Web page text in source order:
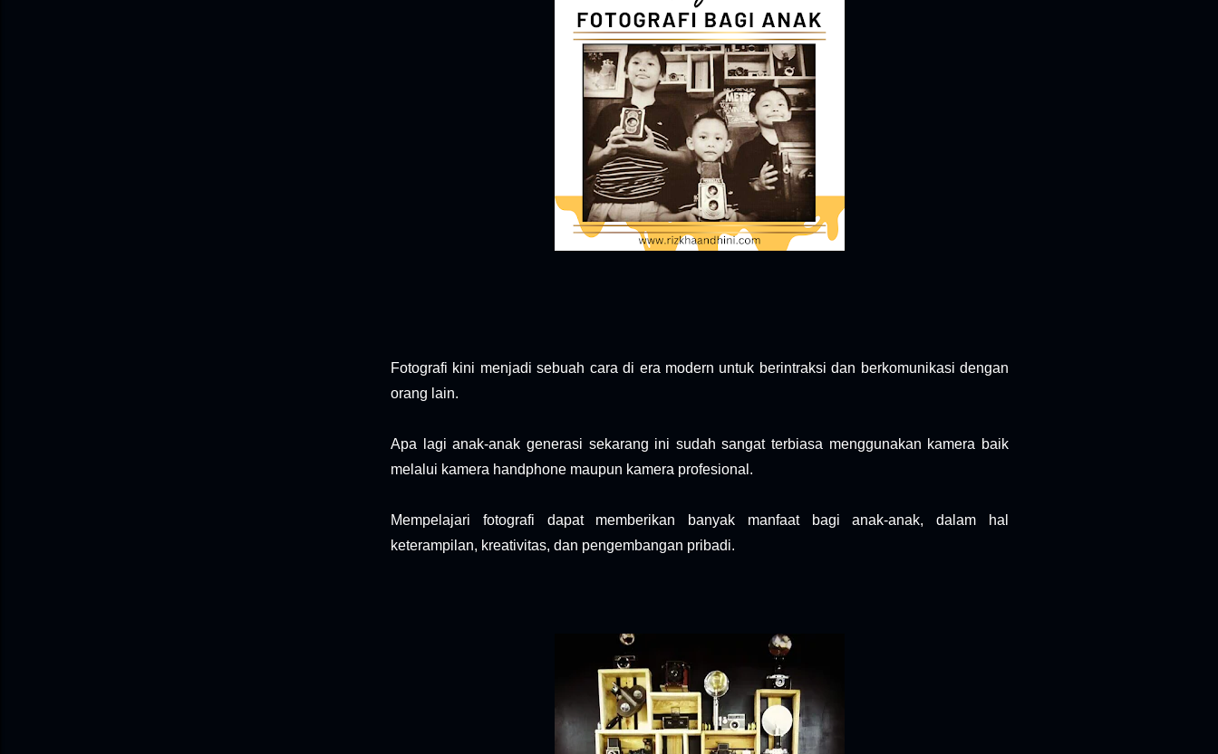
Fotografi kini menjadi sebuah cara di era modern untuk berintraksi dan berkomunikasi dengan
orang lain.
Apa lagi anak-anak generasi sekarang ini sudah sangat terbiasa menggunakan kamera baik
melalui kamera handphone maupun kamera profesional.
Mempelajari fotografi dapat memberikan banyak manfaat bagi anak-anak, dalam hal
keterampilan, kreativitas, dan pengembangan pribadi.